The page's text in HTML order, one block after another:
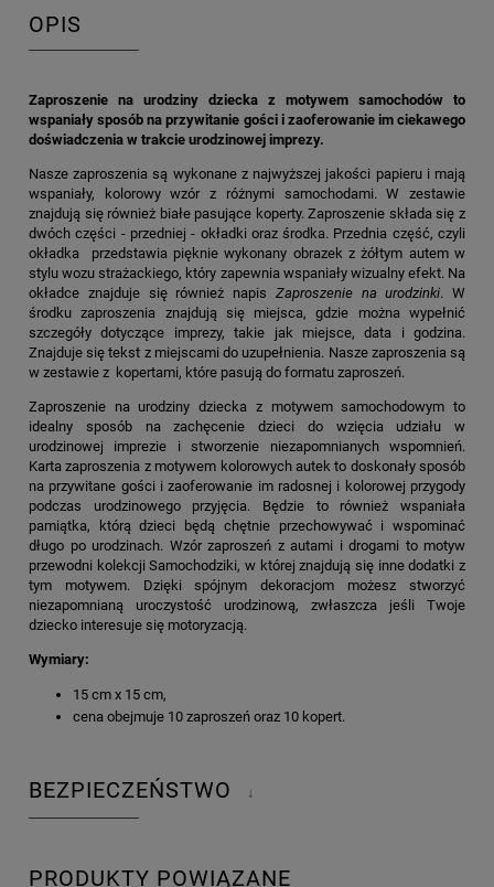
OPIS
Zaproszenie na urodziny dziecka z motywem samochodów to
wspaniały sposób na przywitanie gości i zaoferowanie im ciekawego
doświadczenia w trakcie urodzinowej imprezy.
Nasze zaproszenia są wykonane z najwyższej jakości papieru i mają
wspaniały, kolorowy wzór z różnymi samochodami. W zestawie
znajdują się również białe pasujące koperty. Zaproszenie składa się z
dwóch części - przedniej - okładki oraz środka. Przednia część, czyli
okładka przedstawia pięknie wykonany obrazek z żółtym autem w
stylu wozu strażackiego, który zapewnia wspaniały wizualny efekt. Na
okładce znajduje się również napis Zaproszenie na urodzinki. W
środku zaproszenia znajdują się miejsca, gdzie można wypełnić
szczegóły dotyczące imprezy, takie jak miejsce, data i godzina.
Znajduje się tekst z miejscami do uzupełnienia. Nasze zaproszenia są
w zestawie z kopertami, które pasują do formatu zaproszeń.
Zaproszenie na urodziny dziecka z motywem samochodowym to
idealny sposób na zachęcenie dzieci do wzięcia udziału w
urodzinowej imprezie i stworzenie niezapomnianych wspomnień.
Karta zaproszenia z motywem kolorowych autek to doskonały sposób
na przywitane gości i zaoferowanie im radosnej i kolorowej przygody
podczas urodzinowego przyjęcia. Będzie to również wspaniała
pamiątka, którą dzieci będą chętnie przechowywać i wspominać
długo po urodzinach. Wzór zaproszeń z autami i drogami to motyw
przewodni kolekcji Samochodziki, w której znajdują się inne dodatki z
tym motywem. Dzięki spójnym dekoracjom możesz stworzyć
niezapomnianą uroczystość urodzinową, zwłaszcza jeśli Twoje
dziecko interesuje się motoryzacją.
Wymiary:
15 cm x 15 cm,
cena obejmuje 10 zaproszeń oraz 10 kopert.
BEZPIECZEŃSTWO ↓
PRODUKTY POWIĄZANE